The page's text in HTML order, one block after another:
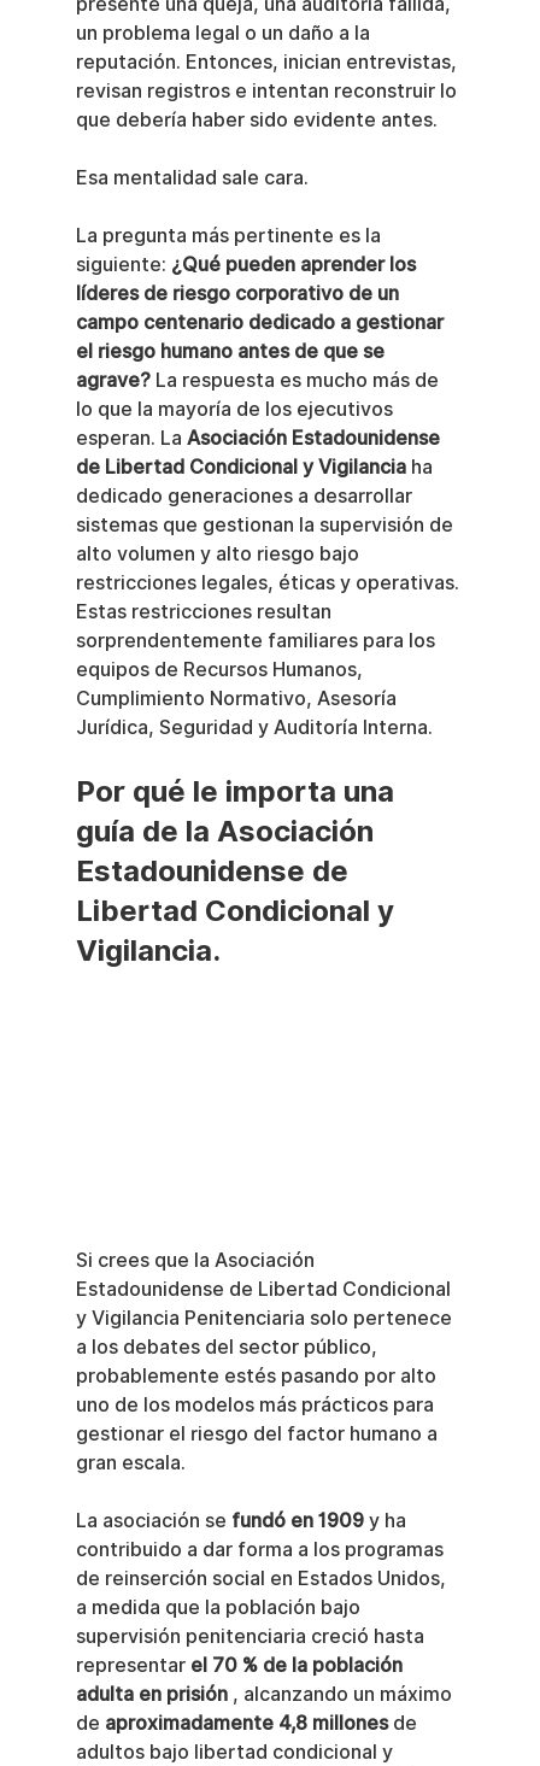
un problema legal o un daño a la
reputación. Entonces, inician entrevistas,
revisan registros e intentan reconstruir lo
que debería haber sido evidente antes.
Esa mentalidad sale cara.
La pregunta más pertinente es la
siguiente: ¿Qué pueden aprender los
líderes de riesgo corporativo de un
campo centenario dedicado a gestionar
el riesgo humano antes de que se
agrave? La respuesta es mucho más de
lo que la mayoría de los ejecutivos
esperan. La Asociación Estadounidense
de Libertad Condicional y Vigilancia ha
dedicado generaciones a desarrollar
sistemas que gestionan la supervisión de
alto volumen y alto riesgo bajo
restricciones legales, éticas y operativas.
Estas restricciones resultan
sorprendentemente familiares para los
equipos de Recursos Humanos,
Cumplimiento Normativo, Asesoría
Jurídica, Seguridad y Auditoría Interna.
Por qué le importa una
guía de la Asociación
Estadounidense de
Libertad Condicional y
Vigilancia.
Si crees que la Asociación
Estadounidense de Libertad Condicional
y Vigilancia Penitenciaria solo pertenece
a los debates del sector público,
probablemente estés pasando por alto
uno de los modelos más prácticos para
gestionar el riesgo del factor humano a
gran escala.
La asociación se fundó en 1909 y ha
contribuido a dar forma a los programas
de reinserción social en Estados Unidos,
a medida que la población bajo
supervisión penitenciaria creció hasta
representar el 70 % de la población
adulta en prisión , alcanzando un máximo
de aproximadamente 4,8 millones de
adultos bajo libertad condicional y